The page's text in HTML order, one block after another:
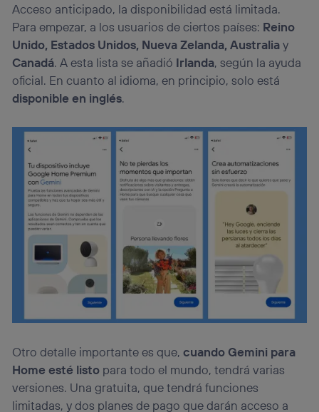
Acceso anticipado, la disponibilidad está limitada.
Para empezar, a los usuarios de ciertos países: Reino
Unido, Estados Unidos, Nueva Zelanda, Australiay
Canadá. A esta lista se añadió Irlanda, según la ayuda
oficial. En cuanto al idioma, en principio, solo está
disponible en inglés.
Otro detalle importante es que,cuando Gemini para
Home esté listo para todo el mundo, tendrá varias
versiones. Una gratuita, que tendrá funciones
limitadas, y dos planes de pago que darán acceso a